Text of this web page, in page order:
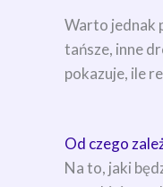
Warto jednak
tańsze, inne
pokazuje, ile
Od czego
Na to, jaki